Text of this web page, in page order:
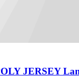
JERSEY